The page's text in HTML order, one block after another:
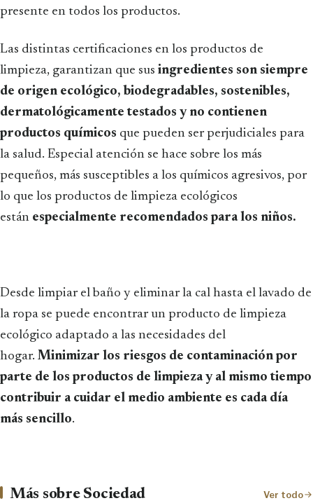
presente en todos los productos.
Las distintas certificaciones en los productos de
limpieza, garantizan que sus ingredientes son siempre
de origen ecológico, biodegradables, sostenibles,
dermatológicamente testados y no contienen
productos químicos que pueden ser perjudiciales para
la salud. Especial atención se hace sobre los más
pequeños, más susceptibles a los químicos agresivos, por
lo que los productos de limpieza ecológicos
están especialmente recomendados para los niños.
Desde limpiar el baño y eliminar la cal hasta el lavado de
la ropa se puede encontrar un producto de limpieza
ecológico adaptado a las necesidades del
hogar. Minimizar los riesgos de contaminación por
parte de los productos de limpieza y al mismo tiempo
contribuir a cuidar el medio ambiente es cada día
más sencillo.
Más sobre Sociedad Ver todo